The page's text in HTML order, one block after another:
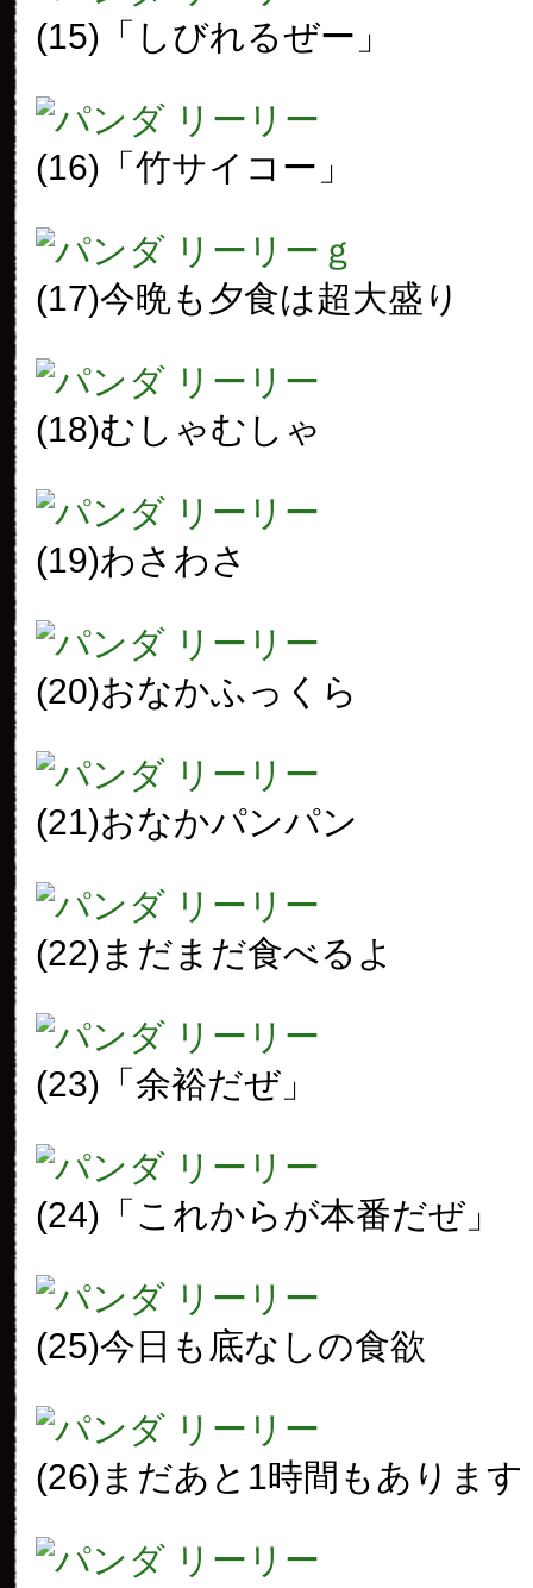
(15)「しびれるぜー」
(16)「竹サイコー」
(17)今晩も夕食は超大盛り
(18)むしゃむしゃ
(19)わさわさ
(20)おなかふっくら
(21)おなかパンパン
(22)まだまだ食べるよ
(23)「余裕だぜ」
(24)「これからが本番だぜ」
(25)今日も底なしの食欲
(26)まだあと1時間もあります